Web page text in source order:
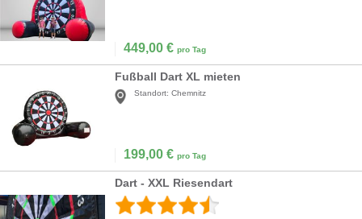
449,00 € pro Tag
Fußball Dart XL mieten
Standort: Chemnitz
199,00 € pro Tag
Dart - XXL Riesendart